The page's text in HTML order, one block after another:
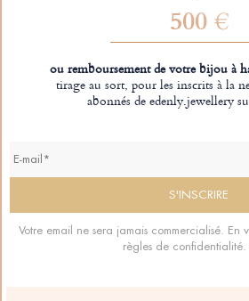
500 €
ou remboursement de votre bijou à
tirage au sort, pour les inscrits à la
abonnés de edenly.jewellery
Votre email ne sera jamais commercialisé.
règles de confidentialité.